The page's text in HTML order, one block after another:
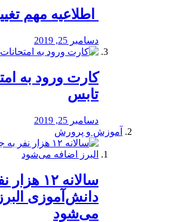
اطلاعیه مهم
دسامبر 25, 2019
کارت ورود به
تابس
دسامبر 25, 2019
آموزش و پرورش
️سالانه
دانش‌آموزی
می‌شود